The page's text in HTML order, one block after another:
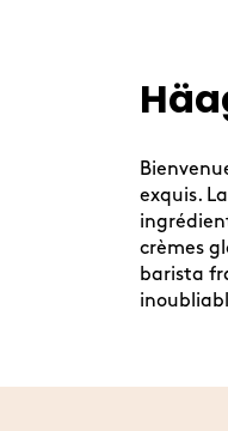
exquis.
crèmes
barista